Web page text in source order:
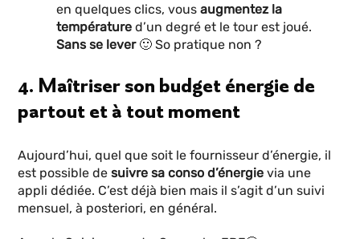
en quelques clics, vousaugmentez la
températured’un degré et le tour est joué.
Sans se lever🙂 So pratique non ?
4. Maîtriser son budget énergie de
partout et à tout moment
Aujourd’hui, quel que soit le fournisseur d’énergie, il
est possible desuivre sa conso d’énergie via une
appli dédiée. C’est déjà bien mais il s’agit d’un suivi
mensuel, à posteriori, en général.